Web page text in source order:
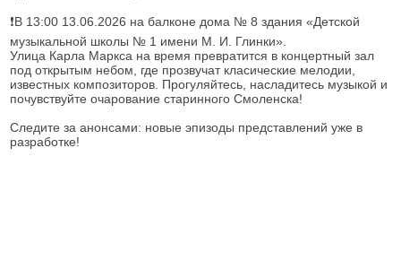
❗️В 13:00 13.06.2026 на балконе дома № 8 здания «Детской
музыкальной школы № 1 имени М. И. Глинки».
Улица Карла Маркса на время превратится в концертный зал
под открытым небом, где прозвучат класические мелодии,
известных композиторов. Прогуляйтесь, насладитесь музыкой и
почувствуйте очарование старинного Смоленска!
Следите за анонсами: новые эпизоды представлений уже в
разработке!